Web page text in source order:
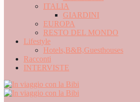
ITALIA
GIARDINI
EUROPA
RESTO DEL MONDO
Lifestyle
Hotels,B&B,Guesthouses
Racconti
INTERVISTE